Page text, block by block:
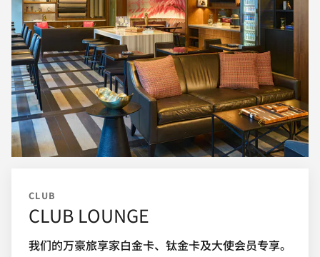
CLUB
CLUB LOUNGE
我们的万豪旅享家白金卡、钛金卡及大使会员专享。